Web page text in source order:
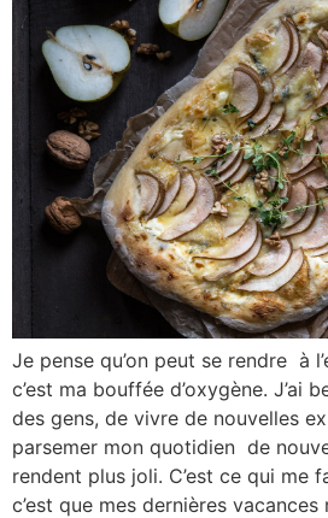
Je pense qu’on peut se rendre à
c’est ma bouffée d’oxygène. J’ai
des gens, de vivre de nouvelles
parsemer mon quotidien de
rendent plus joli. C’est ce qui me
c’est que mes dernières